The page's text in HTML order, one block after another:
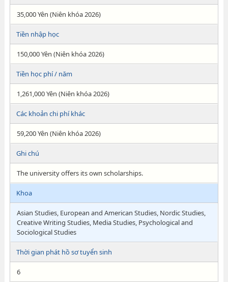
35,000 Yên (Niên khóa 2026)
Tiền nhập học
150,000 Yên (Niên khóa 2026)
Tiền học phí / năm
1,261,000 Yên (Niên khóa 2026)
Các khoản chi phí khác
59,200 Yên (Niên khóa 2026)
Ghi chú
The university offers its own scholarships.
Khoa
Asian Studies, European and American Studies, Nordic Studies,
Creative Writing Studies, Media Studies, Psychological and
Sociological Studies
Thời gian phát hồ sơ tuyển sinh
6